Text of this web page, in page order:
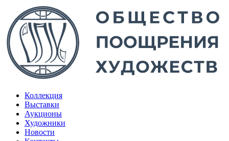
Коллекция
Выставки
Аукционы
Художники
Новости